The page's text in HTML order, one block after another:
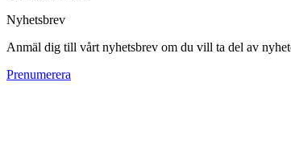
Nyhetsbrev
Anmäl dig till vårt nyhetsbrev om du vill ta del av
Prenumerera